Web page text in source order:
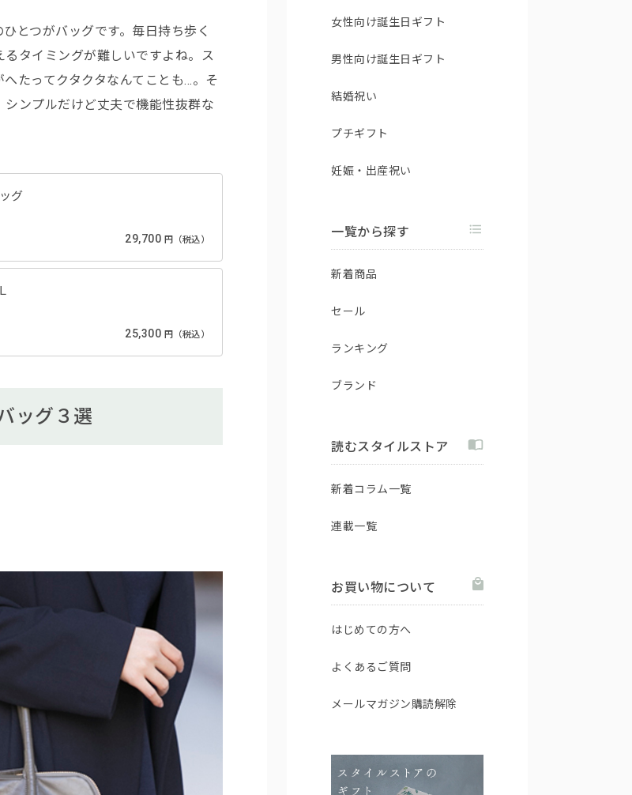
とつがバッグです。毎日持ち歩く
タイミングが難しいですよね。ス
たってクタクタなんてことも…。そ
ンプルだけど丈夫で機能性抜群な
グ
29,700 円（税込）
25,300 円（税込）
ッグ３選
女性向け誕生日ギフト
男性向け誕生日ギフト
結婚祝い
プチギフト
妊娠・出産祝い
一覧から探す
新着商品
セール
ランキング
ブランド
読むスタイルストア
新着コラム一覧
連載一覧
お買い物について
はじめての方へ
よくあるご質問
メールマガジン購読解除